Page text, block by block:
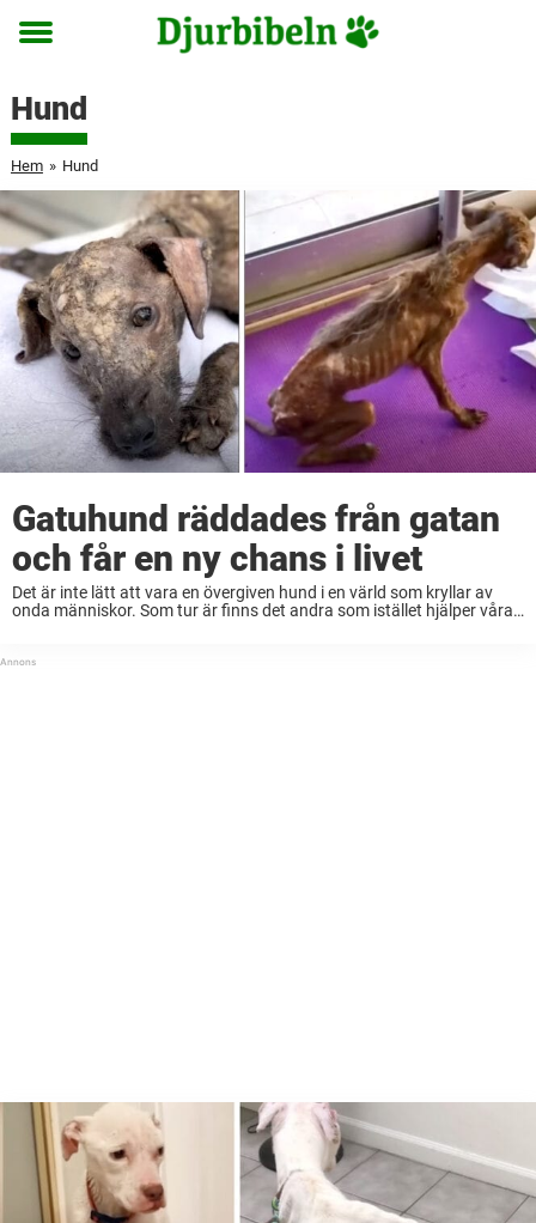
Toggle
Hund
Hem » Hund
Gatuhund räddades från gatan
och får en ny chans i livet
Det är inte lätt att vara en övergiven hund i en värld som kryllar av
onda människor. Som tur är finns det andra som istället hjälper våra